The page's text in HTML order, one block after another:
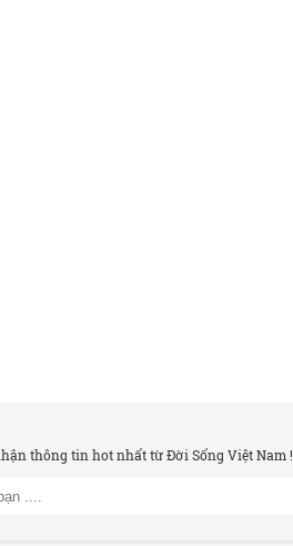
thông tin hot nhất từ Đời Sống Việt Nam !